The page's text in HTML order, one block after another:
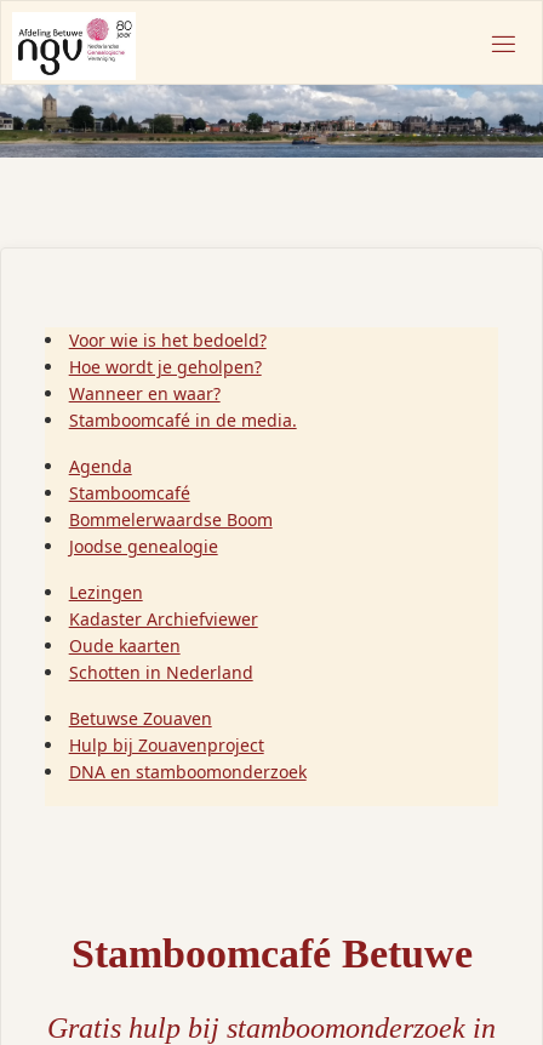
naar
inhoud
V
A
B
E
T
W
Voor wie is het bedoeld?
Hoe wordt je geholpen?
Wanneer en waar?
Stamboomcafé in de media.
Agenda
Stamboomcafé
Bommelerwaardse Boom
Joodse genealogie
Lezingen
Kadaster Archiefviewer
Oude kaarten
Schotten in Nederland
Betuwse Zouaven
Hulp bij Zouavenproject
DNA en stamboomonderzoek
Stamboomcafé Betuwe
Gratis hulp bij stamboomonderzoek in